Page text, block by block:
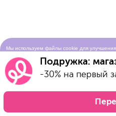
Мы используем файлы cookie для улучшения
использования cookie-файлов
Подружка:
-30% на первый